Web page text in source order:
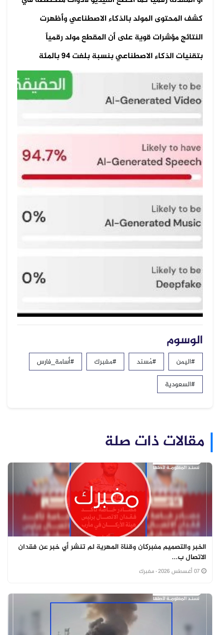
كشف المحتوى المولد بالذكاء الاصطناعي وأظهرت
النتائج مؤشرات قوية على أن المقطع مولد رقمياً
بتقنيات الذكاء الاصطناعي بنسبة بلغت 94 بالمئة
الوسوم
#اليمن #مُسند #مفبرك
#أسامة_فارس
#السعودية
مقالات ذات صلة
الخبر والتصميم مفبركان وقناة المهرية لم تنشر أي خبر عن فقدان
الاتصال ب...
· مفبرك